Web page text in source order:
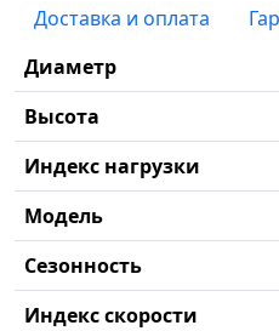
Доставка и оплата
Диаметр
Высота
Индекс нагрузки
Модель
Сезонность
Индекс скорости